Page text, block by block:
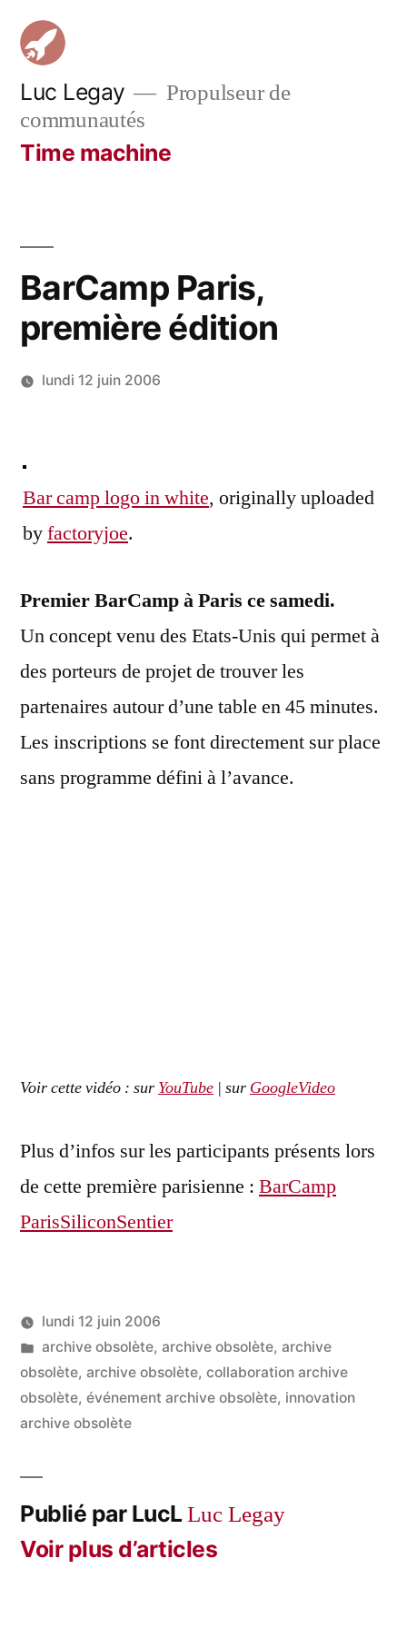
Aller
contenu
Luc Legay
Propulseur de
communautés
Time machine
BarCamp Paris,
première édition
lundi 12 juin 2006
Bar camp logo in white, originally uploaded
byfactoryjoe.
Premier BarCamp à Paris ce samedi.
Un concept venu des Etats-Unis qui permet à
des porteurs de projet de trouver les
partenaires autour d’une table en 45 minutes.
Les inscriptions se font directement sur place
sans programme défini à l’avance.
Voir cette vidéo : sur YouTube | sur GoogleVideo
Plus d’infos sur les participants présents lors
de cette première parisienne : BarCamp
ParisSiliconSentier
Publié
par
LucL
lundi 12 juin 2006
Publié
dans
archive obsolète, archive obsolète, archive
obsolète, archive obsolète, collaboration archive
obsolète, événement archive obsolète, innovation
archive obsolète
Publié par LucLLuc Legay
Voir plus d’articles